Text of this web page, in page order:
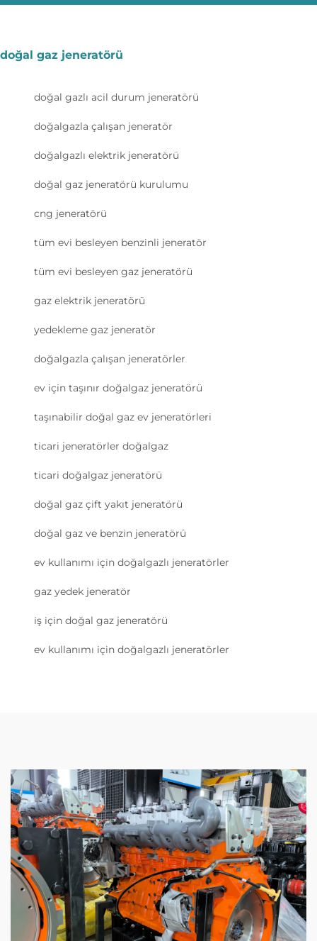
doğal gaz jeneratörü
doğal gazlı acil durum jeneratörü
doğalgazla çalışan jeneratör
doğalgazlı elektrik jeneratörü
doğal gaz jeneratörü kurulumu
cng jeneratörü
tüm evi besleyen benzinli jeneratör
tüm evi besleyen gaz jeneratörü
gaz elektrik jeneratörü
yedekleme gaz jeneratör
doğalgazla çalışan jeneratörler
ev için taşınır doğalgaz jeneratörü
taşınabilir doğal gaz ev jeneratörleri
ticari jeneratörler doğalgaz
ticari doğalgaz jeneratörü
doğal gaz çift yakıt jeneratörü
doğal gaz ve benzin jeneratörü
ev kullanımı için doğalgazlı jeneratörler
gaz yedek jeneratör
iş için doğal gaz jeneratörü
ev kullanımı için doğalgazlı jeneratörler